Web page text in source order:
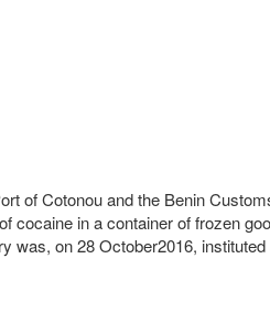
of Cotonou and the Benin
cocaine in a container of frozen
on 28 October2016,